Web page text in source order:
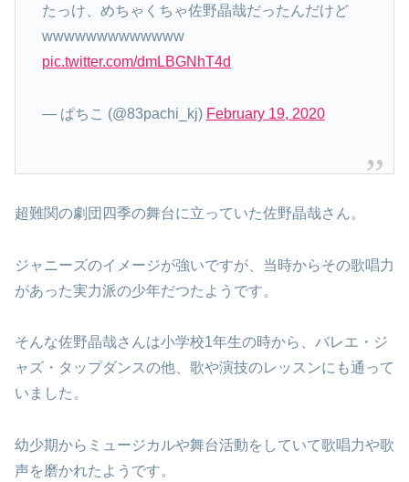
たっけ、めちゃくちゃ佐野晶哉だったんだけど
wwwwwwwwwwwww
pic.twitter.com/dmLBGNhT4d
— ぱちこ (@83pachi_kj) February 19, 2020
超難関の劇団四季の舞台に立っていた佐野晶哉さん。
ジャニーズのイメージが強いですが、当時からその歌唱力
があった実力派の少年だつたようです。
そんな佐野晶哉さんは小学校1年生の時から、バレエ・ジ
ャズ・タップダンスの他、歌や演技のレッスンにも通って
いました。
幼少期からミュージカルや舞台活動をしていて歌唱力や歌
声を磨かれたようです。